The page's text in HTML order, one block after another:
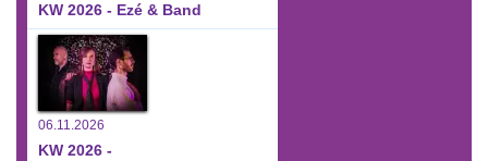
KW 2026 - Ezé & Band
06.11.2026
KW 2026 -